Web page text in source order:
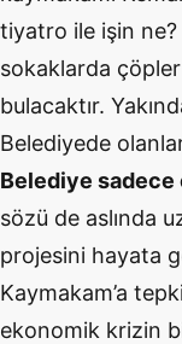
tiyatro ile işin
sokaklarda
bulacaktır.
Belediyede
Belediye sadece
sözü de aslında
projesini hayata
Kaymakam’a
ekonomik krizin